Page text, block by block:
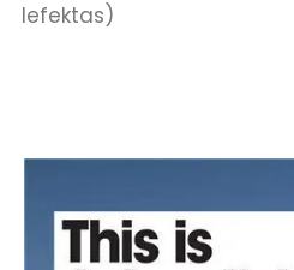
defektas)